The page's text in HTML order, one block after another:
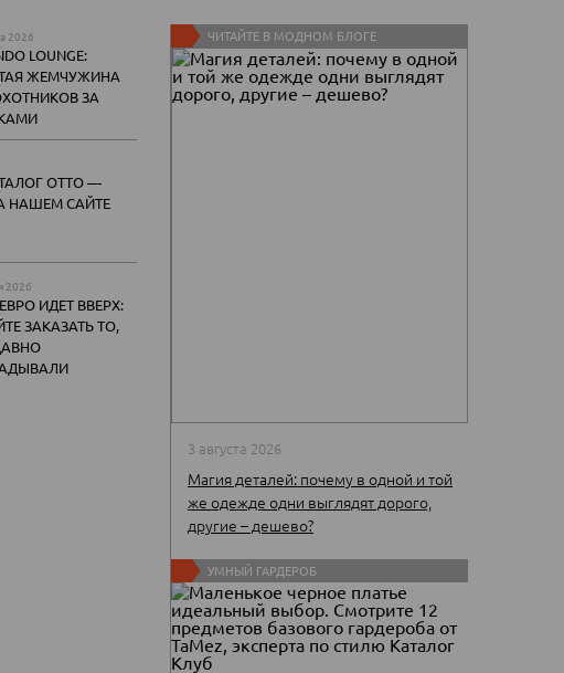
2026
LOUNGE:
ЖЕМЧУЖИНА
ЗА
OTTO —
НАШЕМ САЙТЕ
2026
ИДЕТ ВВЕРХ:
ЗАКАЗАТЬ ТО,
ЧИТАЙТЕ В МОДНОМ БЛОГЕ
3 августа 2026
Магия деталей: почему в одной и той
же одежде одни выглядят дорого,
другие – дешево?
УМНЫЙ ГАРДЕРОБ